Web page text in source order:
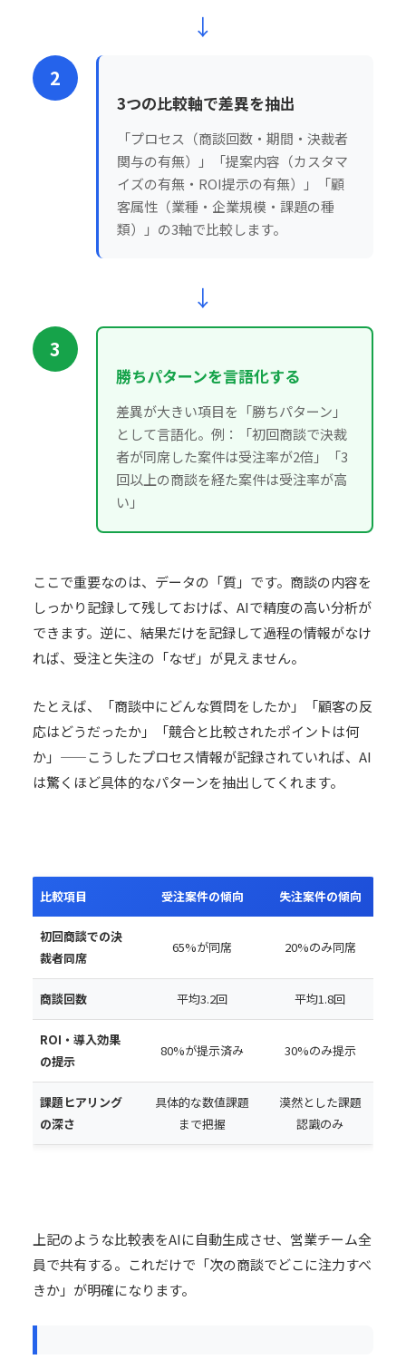
↓
2
3つの比較軸で差異を抽出
「プロセス（商談回数・期間・決裁者
関与の有無）」「提案内容（カスタマ
イズの有無・ROI提示の有無）」「顧
客属性（業種・企業規模・課題の種
類）」の3軸で比較します。
↓
3
勝ちパターンを言語化する
差異が大きい項目を「勝ちパターン」
として言語化。例：「初回商談で決裁
者が同席した案件は受注率が2倍」「3
回以上の商談を経た案件は受注率が高
い」
ここで重要なのは、データの「質」です。商談の内容を
しっかり記録して残しておけば、AIで精度の高い分析が
できます。逆に、結果だけを記録して過程の情報がなけ
れば、受注と失注の「なぜ」が見えません。
たとえば、「商談中にどんな質問をしたか」「顧客の反
応はどうだったか」「競合と比較されたポイントは何
か」——こうしたプロセス情報が記録されていれば、AI
は驚くほど具体的なパターンを抽出してくれます。
比較項目 受注案件の傾向 失注案件の傾向
初回商談での決
裁者同席
65%が同席 20%のみ同席
商談回数 平均3.2回 平均1.8回
ROI・導入効果
の提示
80%が提示済み 30%のみ提示
課題ヒアリング
の深さ
具体的な数値課題
まで把握
漠然とした課題
認識のみ
上記のような比較表をAIに自動生成させ、営業チーム全
員で共有する。これだけで「次の商談でどこに注力すべ
きか」が明確になります。